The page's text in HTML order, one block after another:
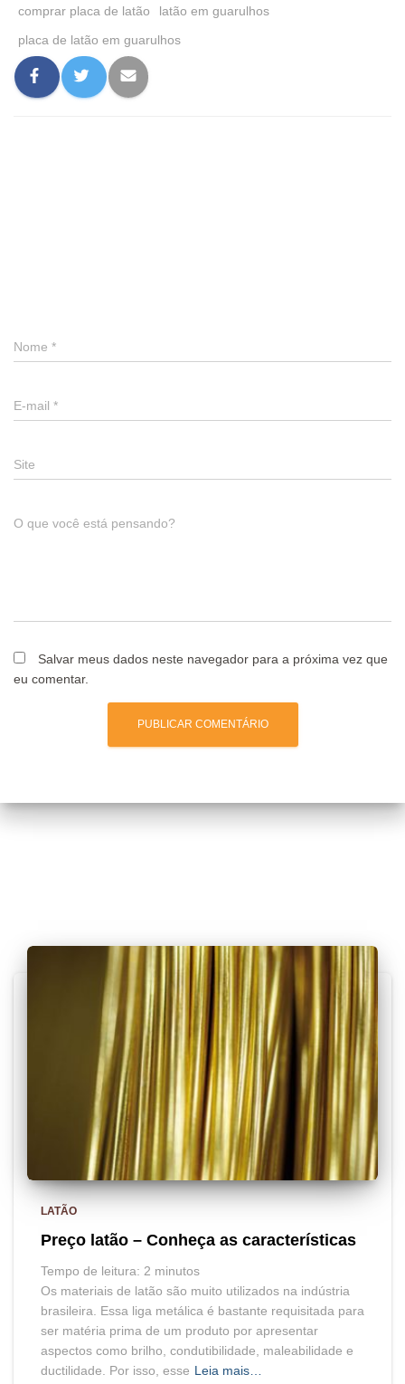
comprar placa de latão
latão em guarulhos
placa de latão em guarulhos
Nome *
E-mail *
Site
O que você está pensando?
Salvar meus dados neste navegador para a próxima vez que
eu comentar.
LATÃO
Preço latão – Conheça as características
Tempo de leitura: 2 minutos
Os materiais de latão são muito utilizados na indústria
brasileira. Essa liga metálica é bastante requisitada para
ser matéria prima de um produto por apresentar
aspectos como brilho, condutibilidade, maleabilidade e
ductilidade. Por isso, esse Leia mais…